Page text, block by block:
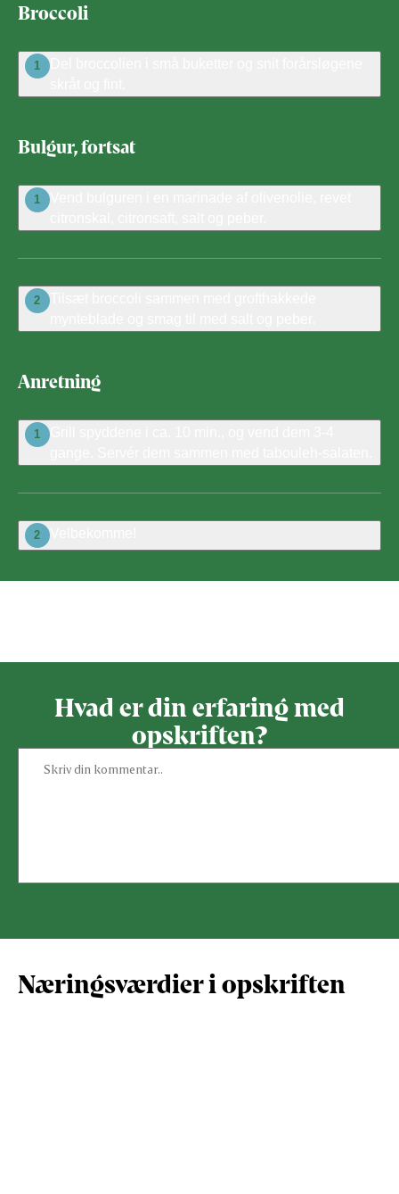
Broccoli
1
Del broccolien i små buketter og snit forårsløgene
Bulgur, fortsat
1
Vend bulguren i en marinade af olivenolie, revet
2
Tilsæt broccoli sammen med grofthakkede
Anretning
1
Grill spyddene i ca. 10 min., og vend dem 3-4
2 Velbekomme!
Hvad er din erfaring med
opskriften?
Næringsværdier i opskriften